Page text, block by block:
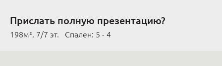
Прислать полную презентацию?
198м², 7/7 эт. Cпален: 5 - 4